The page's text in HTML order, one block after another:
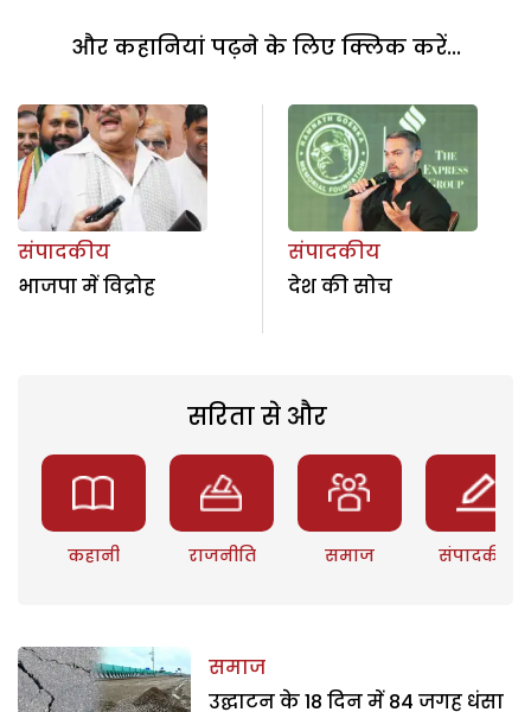
और कहानियां पढ़ने के लिए क्लिक करें...
संपादकीय
भाजपा में विद्रोह
संपादकीय
देश की सोच
सरिता से और
कहानी राजनीति समाज संपादकीय
समाज
उद्घाटन के 18 दिन में 84 जगह धंसा